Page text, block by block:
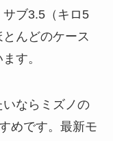
ブ3.5（キロ5
んどのケース
す。
ならミズノの
めです。最新モ